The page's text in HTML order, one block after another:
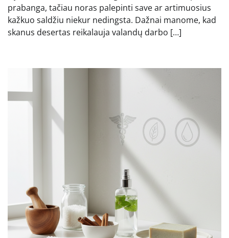
prabanga, tačiau noras palepinti save ar artimuosius
kažkuo saldžiu niekur nedingsta. Dažnai manome, kad
skanus desertas reikalauja valandų darbo […]